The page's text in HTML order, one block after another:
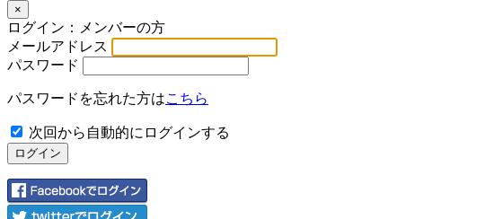
×
ログイン：メンバーの方
メールアドレス
パスワード
パスワードを忘れた方はこちら
次回から自動的にログインする